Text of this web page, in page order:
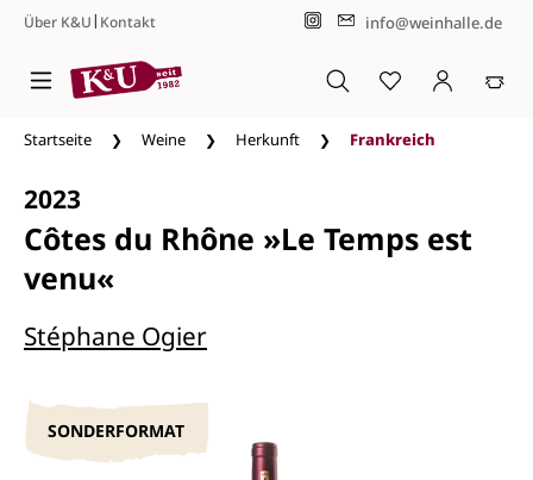
Zum Hauptinhalt springen
Über K&U| Kontakt info@weinhalle.de
Startseite Weine Herkunft Frankreich
2023
Côtes du Rhône »Le Temps est
venu«
Stéphane Ogier
Bildergalerie überspringen
SONDERFORMAT